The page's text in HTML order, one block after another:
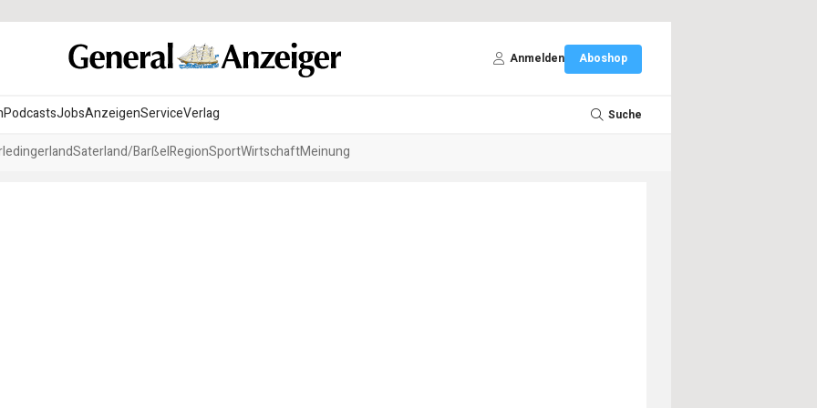
Anmelden Aboshop
PodcastsJobsAnzeigenServiceVerlag Suche
Saterland/BarßelRegionSportWirtschaftMeinung